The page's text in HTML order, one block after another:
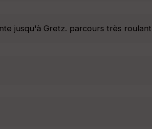
jusqu'à Gretz. parcours très